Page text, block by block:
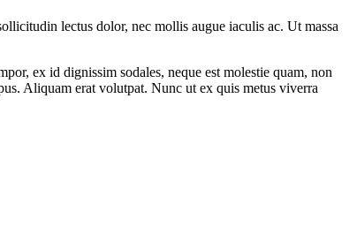
lectus dolor, nec mollis augue iaculis ac. Ut massa
ex id dignissim sodales, neque est molestie quam, non
Aliquam erat volutpat. Nunc ut ex quis metus viverra